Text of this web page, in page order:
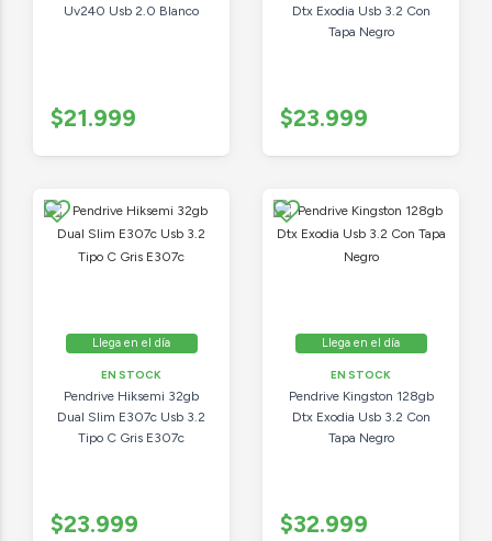
Uv240 Usb 2.0 Blanco
$21.999
Dtx Exodia Usb 3.2 Con
Tapa Negro
$23.999
Llega en el día
EN STOCK
Pendrive Hiksemi 32gb
Dual Slim E307c Usb 3.2
Tipo C Gris E307c
$23.999
Llega en el día
EN STOCK
Pendrive Kingston 128gb
Dtx Exodia Usb 3.2 Con
Tapa Negro
$32.999